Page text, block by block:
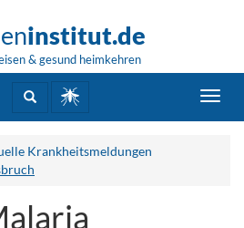
institut.de
& gesund heimkehren
Krankheitsmeldungen